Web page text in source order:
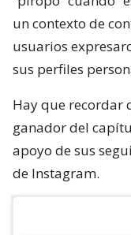
un contexto de
usuarios
sus perfiles
Hay que recordar
ganador del
apoyo de sus
de Instagram.